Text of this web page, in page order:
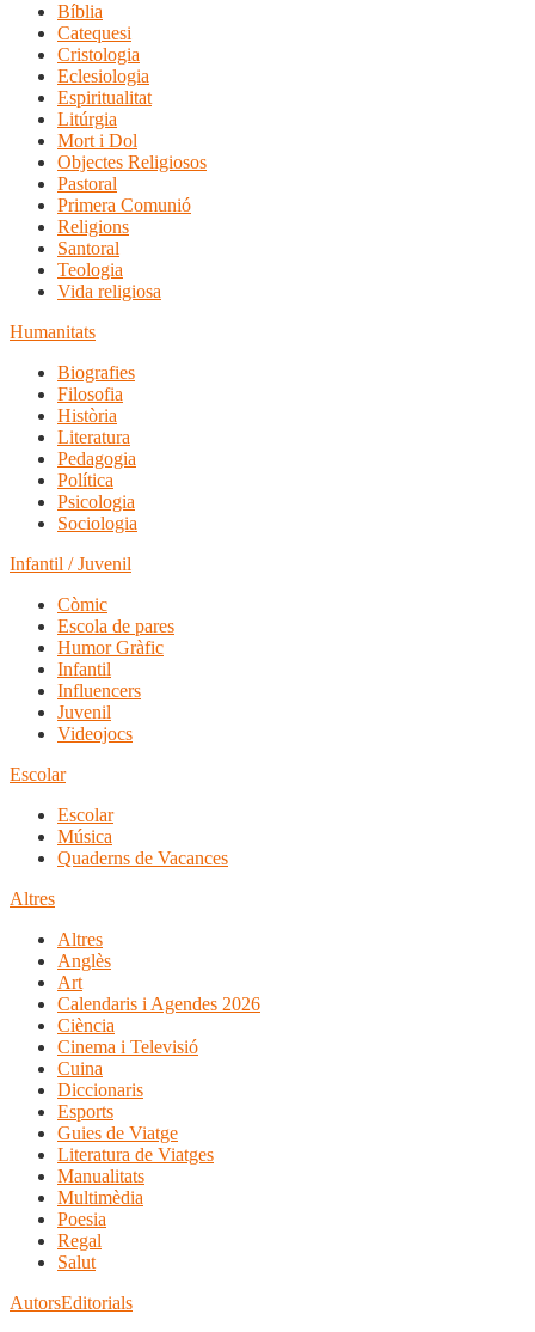
Bíblia
Catequesi
Cristologia
Eclesiologia
Espiritualitat
Litúrgia
Mort i Dol
Objectes Religiosos
Pastoral
Primera Comunió
Religions
Santoral
Teologia
Vida religiosa
Humanitats
Biografies
Filosofia
Història
Literatura
Pedagogia
Política
Psicologia
Sociologia
Infantil / Juvenil
Còmic
Escola de pares
Humor Gràfic
Infantil
Influencers
Juvenil
Videojocs
Escolar
Escolar
Música
Quaderns de Vacances
Altres
Altres
Anglès
Art
Calendaris i Agendes 2026
Ciència
Cinema i Televisió
Cuina
Diccionaris
Esports
Guies de Viatge
Literatura de Viatges
Manualitats
Multimèdia
Poesia
Regal
Salut
AutorsEditorials